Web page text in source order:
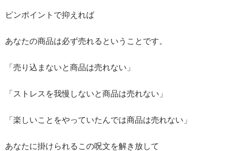
ピンポイントで抑えれば
あなたの商品は必ず売れるということです。
「売り込まないと商品は売れない」
「ストレスを我慢しないと商品は売れない」
「楽しいことをやっていたんでは商品は売れない」
あなたに掛けられるこの呪文を解き放して